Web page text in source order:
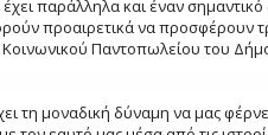
παράλληλα και έναν
προαιρετικά να προσφέρουν
Παντοπωλείου του
τη μοναδική δύναμη να μας